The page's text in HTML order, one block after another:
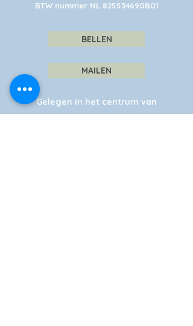
BTW nummer NL 825534690B01
BELLEN
MAILEN
Gelegen in het centrum van
Giethoorn, aan de dorpsgracht.